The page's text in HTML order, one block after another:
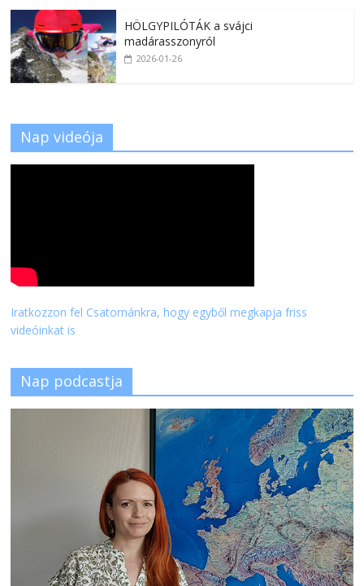
HÖLGYPILÓTÁK a svájci
madárasszonyról
2026-01-26
Nap videója
Iratkozzon fel Csatornánkra, hogy egyből megkapja friss
videóinkat is
Nap podcastja